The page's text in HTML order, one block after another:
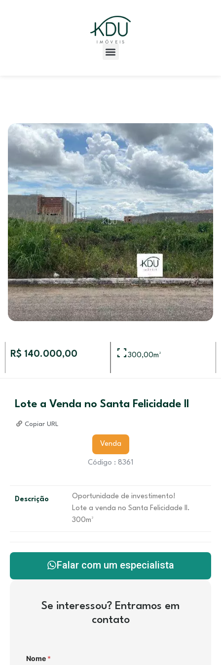
R$ 140.000,00 300,00m²
Lote a Venda no Santa Felicidade ll
Copiar URL
Venda
Código : 8361
Descrição
Oportunidade de investimento!
Lote a venda no Santa Felicidade ll.
300m²
Falar com um especialista
Se interessou? Entramos em
contato
Nome *